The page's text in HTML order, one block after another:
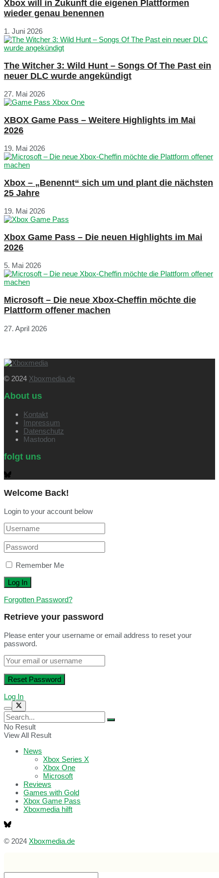
Xbox will in Zukunft die eigenen Plattformen
wieder genau benennen
1. Juni 2026
The Witcher 3: Wild Hunt – Songs Of The Past ein
neuer DLC wurde angekündigt
27. Mai 2026
XBOX Game Pass – Weitere Highlights im Mai
2026
19. Mai 2026
Xbox – „Benennt“ sich um und plant die nächsten
25 Jahre
19. Mai 2026
Xbox Game Pass – Die neuen Highlights im Mai
2026
5. Mai 2026
Microsoft – Die neue Xbox-Cheffin möchte die
Plattform offener machen
27. April 2026
© 2024 Xboxmedia.de
About us
Kontakt
Impressum
Datenschutz
Mastodon
folgt uns
Welcome Back!
Login to your account below
Remember Me
Forgotten Password?
Retrieve your password
Please enter your username or email address to reset your
password.
Log In
No Result
View All Result
News
Xbox Series X
Xbox One
Microsoft
Reviews
Games with Gold
Xbox Game Pass
Xboxmedia hilft
© 2024 Xboxmedia.de